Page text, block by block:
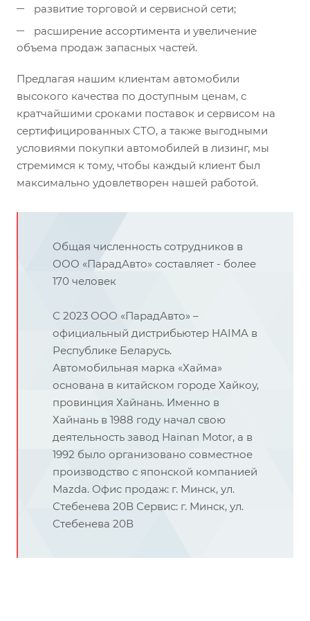
развитие торговой и сервисной сети;
расширение ассортимента и увеличение
объема продаж запасных частей.
Предлагая нашим клиентам автомобили
высокого качества по доступным ценам, с
кратчайшими сроками поставок и сервисом на
сертифицированных СТО, а также выгодными
условиями покупки автомобилей в лизинг, мы
стремимся к тому, чтобы каждый клиент был
максимально удовлетворен нашей работой.
Общая численность сотрудников в
ООО «ПарадАвто» составляет - более
170 человек
С 2023 ООО «ПарадАвто» –
официальный дистрибьютер HAIMA в
Республике Беларусь.
Автомобильная марка «Хайма»
основана в китайском городе Хайкоу,
провинция Хайнань. Именно в
Хайнань в 1988 году начал свою
деятельность завод Hainan Motor, а в
1992 было организовано совместное
производство с японской компанией
Mazda. Офис продаж: г. Минск, ул.
Стебенева 20В Сервис: г. Минск, ул.
Стебенева 20В